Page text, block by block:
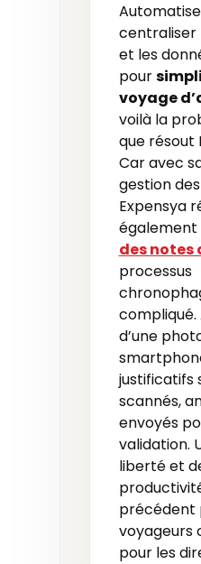
centraliser
et les
pour
voyage
voilà la
que résout
Car avec
gestion
Expensya
également
des notes
processus
d’une
justificatifs
scannés,
envoyés
validation.
liberté et
précédent
voyageurs
pour les